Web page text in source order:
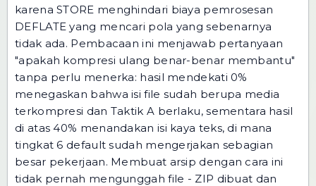
karena STORE menghindari biaya pemrosesan
DEFLATE yang mencari pola yang sebenarnya
tidak ada. Pembacaan ini menjawab pertanyaan
"apakah kompresi ulang benar-benar membantu"
tanpa perlu menerka: hasil mendekati 0%
menegaskan bahwa isi file sudah berupa media
terkompresi dan Taktik A berlaku, sementara hasil
di atas 40% menandakan isi kaya teks, di mana
tingkat 6 default sudah mengerjakan sebagian
besar pekerjaan. Membuat arsip dengan cara ini
tidak pernah mengunggah file - ZIP dibuat dan